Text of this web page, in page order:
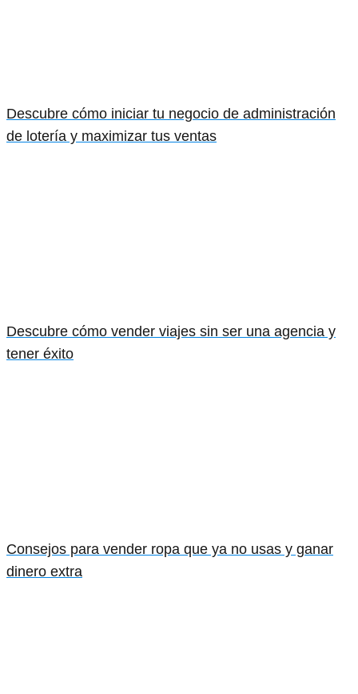
Descubre cómo iniciar tu negocio de administración
de lotería y maximizar tus ventas
Descubre cómo vender viajes sin ser una agencia y
tener éxito
Consejos para vender ropa que ya no usas y ganar
dinero extra